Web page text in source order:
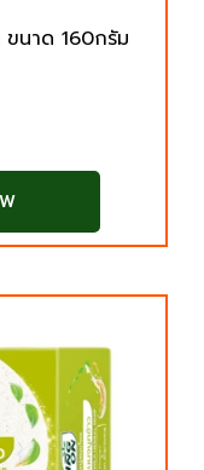
ขนาด 160กรัม